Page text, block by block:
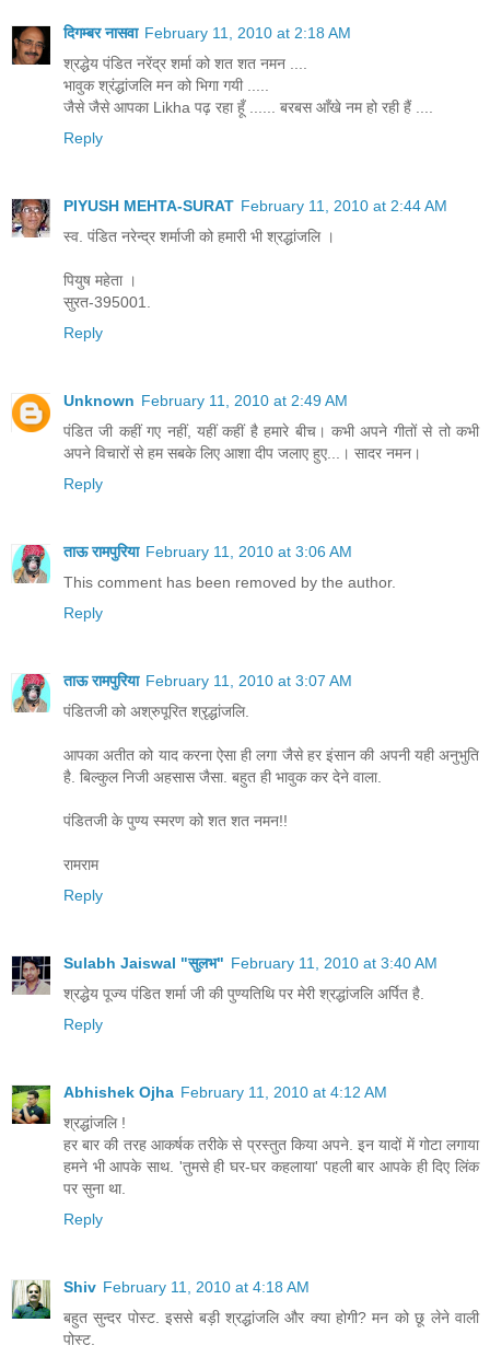
दिगम्बर नासवा February 11, 2010 at 2:18 AM
श्रद्धेय पंडित नरेंद्र शर्मा को शत शत नमन ....
भावुक श्रंद्धांजलि मन को भिगा गयी .....
जैसे जैसे आपका Likha पढ़ रहा हूँ ...... बरबस आँखे नम हो रही हैं ....
Reply
PIYUSH MEHTA-SURAT February 11, 2010 at 2:44 AM
स्व. पंडित नरेन्द्र शर्माजी को हमारी भी श्रद्धांजलि ।
पियुष महेता ।
सुरत-395001.
Reply
Unknown February 11, 2010 at 2:49 AM
पंडित जी कहीं गए नहीं, यहीं कहीं है हमारे बीच। कभी अपने गीतों से तो कभी
अपने विचारों से हम सबके लिए आशा दीप जलाए हुए...। सादर नमन।
Reply
ताऊ रामपुरिया February 11, 2010 at 3:06 AM
This comment has been removed by the author.
Reply
ताऊ रामपुरिया February 11, 2010 at 3:07 AM
पंडितजी को अश्रुपूरित श्रृद्धांजलि.
आपका अतीत को याद करना ऐसा ही लगा जैसे हर इंसान की अपनी यही अनुभुति
है. बिल्कुल निजी अहसास जैसा. बहुत ही भावुक कर देने वाला.
पंडितजी के पुण्य स्मरण को शत शत नमन!!
रामराम
Reply
Sulabh Jaiswal "सुलभ" February 11, 2010 at 3:40 AM
श्रद्धेय पूज्य पंडित शर्मा जी की पुण्यतिथि पर मेरी श्रद्धांजलि अर्पित है.
Reply
Abhishek Ojha February 11, 2010 at 4:12 AM
श्रद्धांजलि !
हर बार की तरह आकर्षक तरीके से प्रस्तुत किया अपने. इन यादों में गोटा लगाया
हमने भी आपके साथ. 'तुमसे ही घर-घर कहलाया' पहली बार आपके ही दिए लिंक
पर सुना था.
Reply
Shiv February 11, 2010 at 4:18 AM
बहुत सुन्दर पोस्ट. इससे बड़ी श्रद्धांजलि और क्या होगी? मन को छू लेने वाली
पोस्ट.